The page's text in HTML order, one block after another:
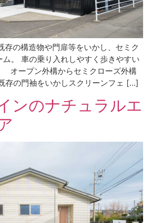
存の構造物や門扉等をいかし、セミク
ム。 車の乗り入れしやすく歩きやすい
オープン外構からセミクローズ外構
存の門袖をいかしスクリーンフェ […]
ンのナチュラルエ